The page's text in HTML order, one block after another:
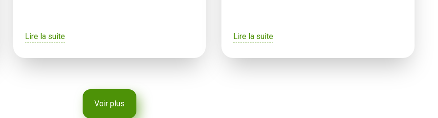
Lire la suite Lire la suite
Voir plus